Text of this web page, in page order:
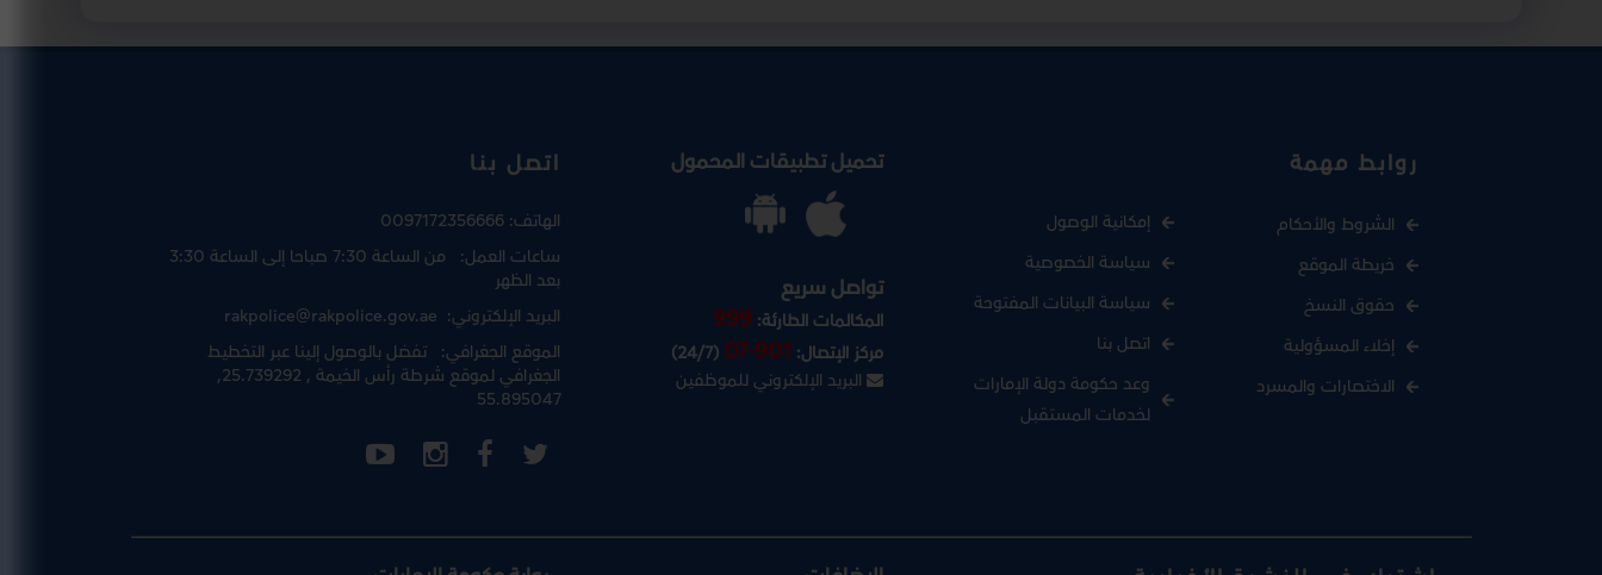
روابط مهمة
الشروط والأحكام
خريطة الموقع
حقوق النسخ
إخلاء المسؤولية
الاختصارات والمسرد
إمكانية الوصول
سياسة الخصوصية
سياسة البيانات المفتوحة
اتصل بنا
وعد حكومة دولة الإمارات
لخدمات المستقبل
تحميل تطبيقات المحمول
تواصل سريع
المكالمات الطارئة:999
مركز الإتصال: 07-901
(24/7)
البريد الإلكتروني للموظفين
اتصل بنا
الهاتف:0097172356666
ساعات العمل:
من الساعة 7:30 صباحا إلى الساعة 3:30
بعد الظهر
البريد الإلكتروني:
الموقع الجغرافي:
تفضل بالوصول إلينا عبر التخطيط
الجغرافي لموقع شرطة رأس الخيمة
, 25.739292,
55.895047